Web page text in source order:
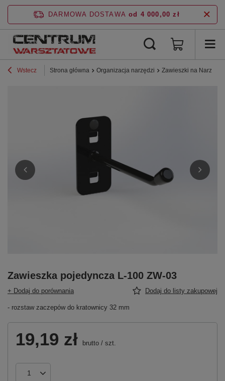
DARMOWA DOSTAWA od 4 000,00 zł
Wstecz Strona główna Organizacja narzędzi Zawieszki na
Zawieszka pojedyncza L-100 ZW-03
+ Dodaj do porównania Dodaj do listy zakupowej
- rozstaw zaczepów do kratownicy 32 mm
19,19 zł brutto / szt.